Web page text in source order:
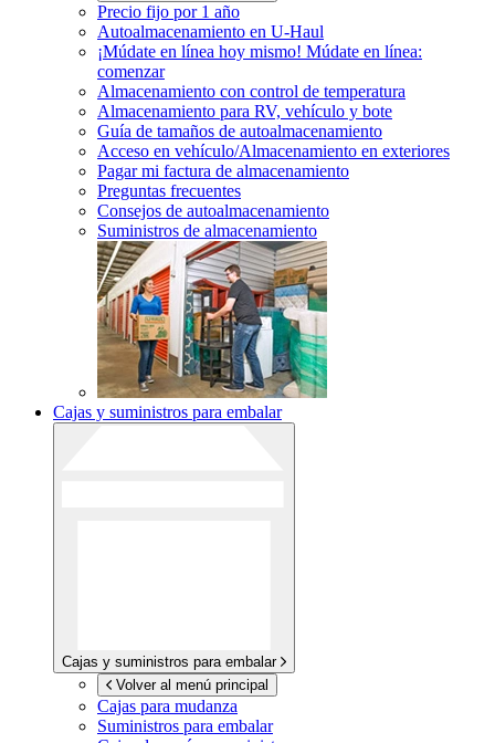
Precio fijo por 1 año
Autoalmacenamiento en U-Haul
¡Múdate en línea hoy mismo! Múdate en línea:
comenzar
Almacenamiento con control de temperatura
Almacenamiento para RV, vehículo y bote
Guía de tamaños de autoalmacenamiento
Acceso en vehículo/Almacenamiento en exteriores
Pagar mi factura de almacenamiento
Preguntas frecuentes
Consejos de autoalmacenamiento
Suministros de almacenamiento
Cajas y suministros para embalar
Cajas y suministros para embalar
Volver al menú principal
Cajas para mudanza
Suministros para embalar